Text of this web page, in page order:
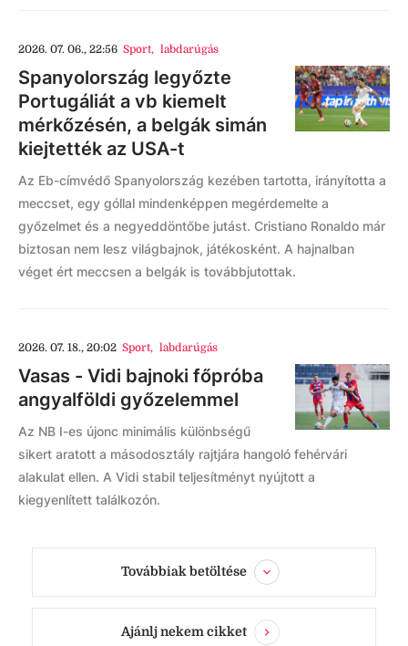
2026. 07. 06., 22:56 Sport, labdarúgás
Spanyolország legyőzte
Portugáliát a vb kiemelt
mérkőzésén, a belgák simán
kiejtették az USA-t
Az Eb-címvédő Spanyolország kezében tartotta, irányította a
meccset, egy góllal mindenképpen megérdemelte a
győzelmet és a negyeddöntőbe jutást. Cristiano Ronaldo már
biztosan nem lesz világbajnok, játékosként. A hajnalban
véget ért meccsen a belgák is továbbjutottak.
2026. 07. 18., 20:02 Sport, labdarúgás
Vasas - Vidi bajnoki főpróba
angyalföldi győzelemmel
Az NB I-es újonc minimális különbségű
sikert aratott a másodosztály rajtjára hangoló fehérvári
alakulat ellen. A Vidi stabil teljesítményt nyújtott a
kiegyenlített találkozón.
Továbbiak betöltése
Ajánlj nekem cikket